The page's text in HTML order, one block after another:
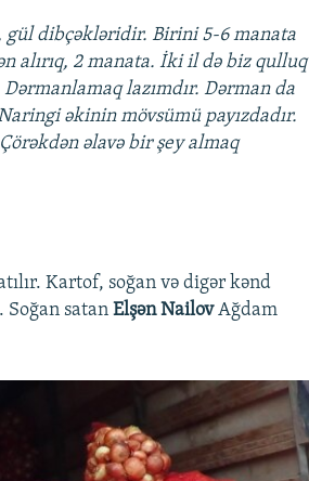
dibçəkləridir. Birini 5-6 manata
alırıq, 2 manata. İki il də biz qulluq
lazımdır. Dərman da
əkinin mövsümü payızdadır.
əlavə bir şey almaq
Kartof, soğan və digər kənd
Soğan satanElşən NailovAğdam